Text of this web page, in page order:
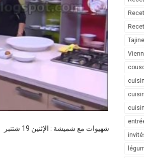
شهيوات مع شميشة : الإثنين 19 شتنبر